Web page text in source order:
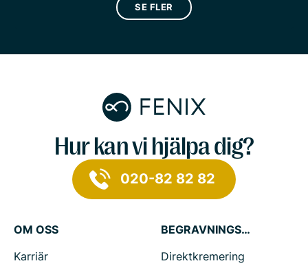
SE FLER
Hur kan vi hjälpa dig?
020-82 82 82
OM OSS
Karriär
BEGRAVNINGSTJÄNSTER
Direktkremering